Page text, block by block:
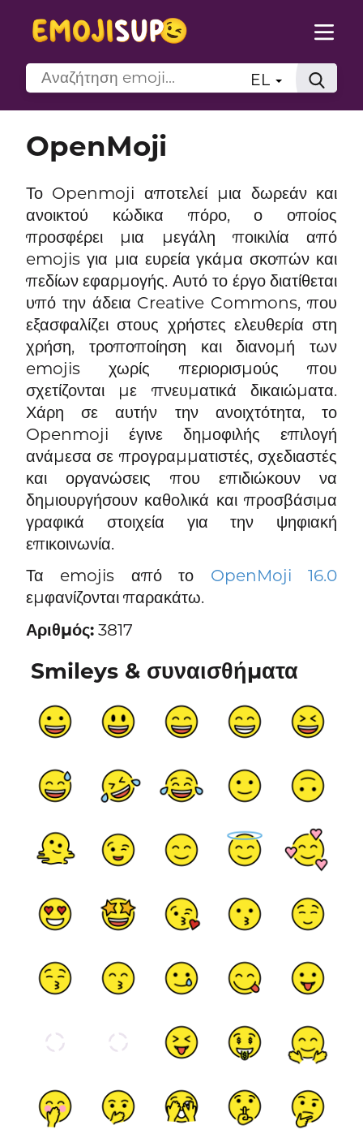
EL
OpenMoji
Το Openmoji αποτελεί μια δωρεάν και
ανοικτού κώδικα πόρο, ο οποίος
προσφέρει μια μεγάλη ποικιλία από
emojis για μια ευρεία γκάμα σκοπών και
πεδίων εφαρμογής. Αυτό το έργο διατίθεται
υπό την άδεια Creative Commons, που
εξασφαλίζει στους χρήστες ελευθερία στη
χρήση, τροποποίηση και διανομή των
emojis χωρίς περιορισμούς που
σχετίζονται με πνευματικά δικαιώματα.
Χάρη σε αυτήν την ανοιχτότητα, το
Openmoji έγινε δημοφιλής επιλογή
ανάμεσα σε προγραμματιστές, σχεδιαστές
και οργανώσεις που επιδιώκουν να
δημιουργήσουν καθολικά και προσβάσιμα
γραφικά στοιχεία για την ψηφιακή
επικοινωνία.
Τα emojis από το OpenMoji 16.0
εμφανίζονται παρακάτω.
Αριθμός:3817
Smileys & συναισθήματα